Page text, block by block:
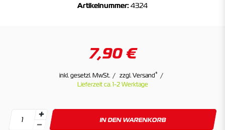
Artikelnummer: 4324
7,90 €
inkl. gesetzl. MwSt. zzgl. Versand*
Lieferzeit ca. 1-2 Werktage
IN DEN WARENKORB